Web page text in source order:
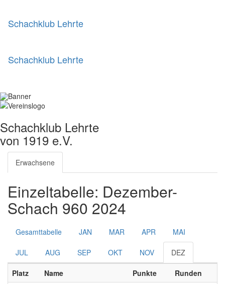
Schachklub Lehrte
Schachklub Lehrte
Schachklub Lehrte
von 1919 e.V.
Erwachsene
Einzeltabelle: Dezember-
Schach 960 2024
Gesamttabelle JAN MAR APR MAI
JUL AUG SEP OKT NOV DEZ
Platz Name Punkte
Runden